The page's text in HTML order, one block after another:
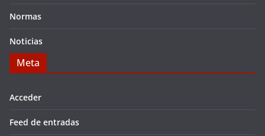
Normas
Noticias
Meta
Acceder
Feed de entradas